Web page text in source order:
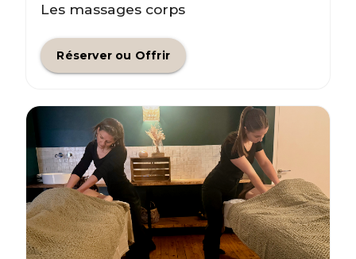
Les massages corps
Réserver ou Offrir